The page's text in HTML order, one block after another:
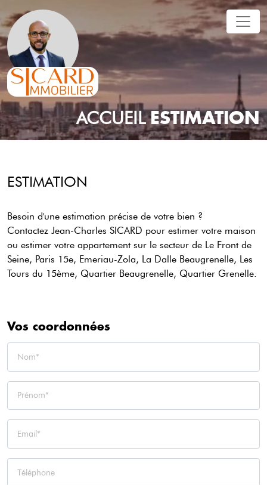
ACCUEIL ESTIMATION
ESTIMATION
Besoin d'une estimation précise de votre bien ?
Contactez Jean-Charles SICARD pour estimer votre maison
ou estimer votre appartement sur le secteur de Le Front de
Seine, Paris 15e, Emeriau-Zola, La Dalle Beaugrenelle, Les
Tours du 15ème, Quartier Beaugrenelle, Quartier Grenelle.
Vos coordonnées